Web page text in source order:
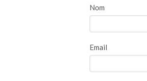
Nom
Email